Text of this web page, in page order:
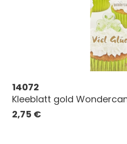
14072
Kleeblatt gold
2,75 €